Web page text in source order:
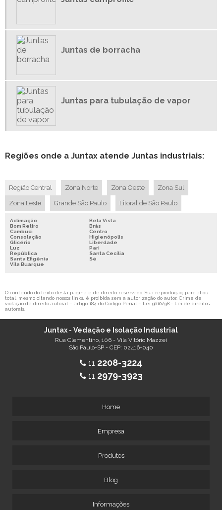
JUNTAS DE VEDAÇÃO EM COBRE
JUNTAS EM TEFLON
JUNTAS ESPIRAIS
JUNTAS INDUSTRIAIS
JUNTAS PARA MÁQUINAS
JUNTAS PARA TUBULAÇÃO DE VAPOR
Juntas de borracha
Juntas para tubulação de vapor
Regiões onde a Juntax atende Juntas industriais:
Região Central Zona Norte Zona Oeste Zona Sul
Zona Leste Grande São Paulo Litoral de São Paulo
Aclimação
Bela Vista
Bom Retiro
Brás
Cambuci
Centro
Consolação
Higienópolis
Glicério
Liberdade
Luz
Pari
República
Santa Cecília
Santa Efigênia
Sé
Vila Buarque
O conteúdo do texto desta página é de direito reservado. Sua reprodução, parcial ou
total, mesmo citando nossos links, é proibida sem a autorização do autor. Crime de
violação de direito autoral – artigo 184 do Código Penal – Lei 9610/98 - Lei de direitos
autorais
Juntax - Vedação e Isolação Industrial
Rua Clementino, 106 - Vila Vitório Mazzei
São Paulo-SP - CEP: 02416-040
11 2208-3224
11 2979-3923
Home
Empresa
Produtos
Blog
Informações